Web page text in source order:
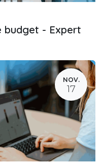
budget - Expert
NOV.
17